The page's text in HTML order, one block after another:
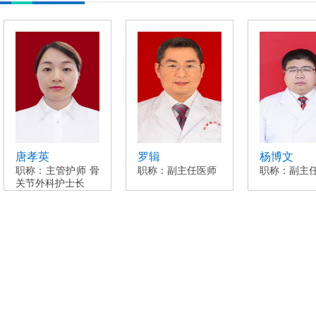
唐孝英
职称：主管护师 骨
关节外科护士长
罗辑
职称：副主任医师
杨博文
职称：副主